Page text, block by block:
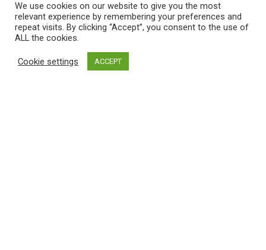
Σχεδιαστές
Newsletter
We use cookies on our website to give you the most
relevant experience by remembering your preferences and
repeat visits. By clicking “Accept”, you consent to the use of
ALL the cookies.
Cookie settings ACCEPT